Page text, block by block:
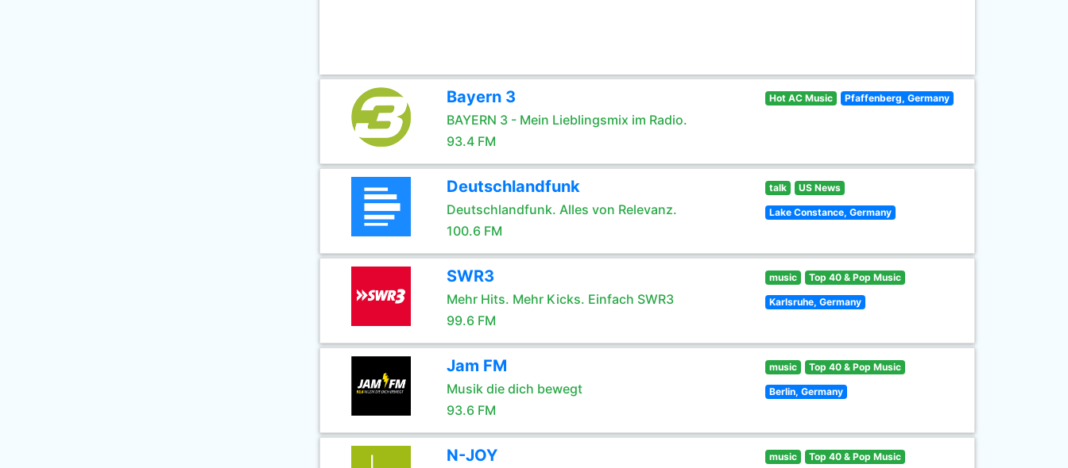
Bayern 3
BAYERN 3 - Mein Lieblingsmix im Radio.
93.4 FM
Hot AC Music Pfaffenberg, Germany
Deutschlandfunk
Deutschlandfunk. Alles von Relevanz.
100.6 FM
talk US News
Lake Constance, Germany
SWR3
Mehr Hits. Mehr Kicks. Einfach SWR3
99.6 FM
music Top 40 & Pop Music
Karlsruhe, Germany
Jam FM
Musik die dich bewegt
93.6 FM
music Top 40 & Pop Music
Berlin, Germany
N-JOY music Top 40 & Pop Music